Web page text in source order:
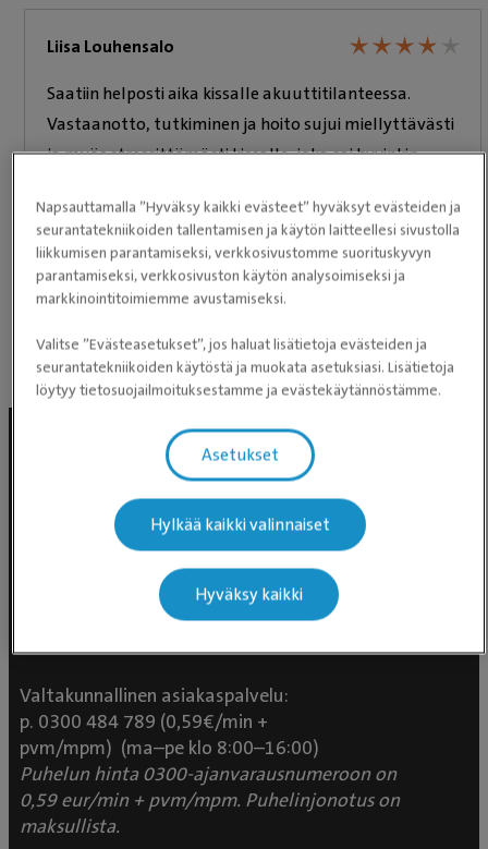
Liisa Louhensalo ★★★★
★★★★ ★
Saatiin helposti aika kissalle akuuttitilanteessa.
Vastaanotto, tutkiminen ja hoito sujui miellyttävästi
ja myös stressittömästi kissalle, joka sai hyvinkin
kun selviteltiin oireita ja taustoja lääkärin kanssa.
Tarvittava toimenpide saatiin tehtyä niin ajoissa ettei
tilanne ehtinyt pahentua, eikä tarvittu uusia
käyntejä. Ehkä akuuttiaika oli vähän hintavampi kuin
käynnit pitemmällä varausajalla, mutta pääasia
että kissa saatiin hoidettua hyvin ja nopeasti.
Perustuen Google-arvioihin
Julkaisumme Facebookissa
Evidensia Eläinlääkäripalvelut
Valtakunnallinen asiakaspalvelu:
p. 0300 484 789 (0,59€/min +
pvm/mpm) (ma–pe klo 8:00–16:00)
Puhelun hinta 0300-ajanvarausnumeroon on
0,59 eur/min + pvm/mpm. Puhelinjonotus on
maksullista.
Napsauttamalla ”Hyväksy kaikki evästeet” hyväksyt evästeiden ja
seurantatekniikoiden tallentamisen ja käytön laitteellesi sivustolla
liikkumisen parantamiseksi, verkkosivustomme suorituskyvyn
parantamiseksi, verkkosivuston käytön analysoimiseksi ja
markkinointitoimiemme avustamiseksi.
Valitse ”Evästeasetukset”, jos haluat lisätietoja evästeiden ja
seurantatekniikoiden käytöstä ja muokata asetuksiasi. Lisätietoja
löytyy tietosuojailmoituksestamme ja evästekäytännöstämme.
Asetukset
Hylkää kaikki valinnaiset
Hyväksy kaikki